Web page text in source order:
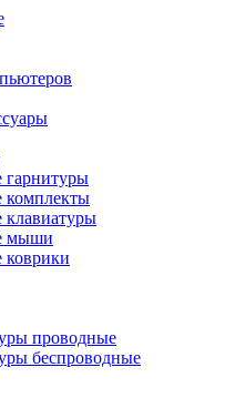
гарнитуры
комплекты
мыши
проводные
беспроводные